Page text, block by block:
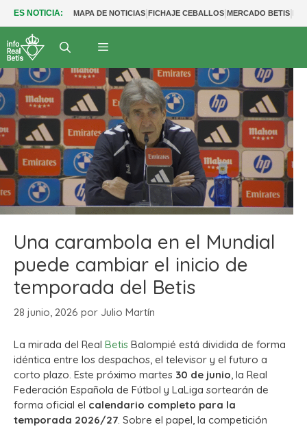
ES NOTICIA: MAPA DE NOTICIAS|FICHAJE CEBALLOS|MERCADO BETIS|
Una carambola en el Mundial
puede cambiar el inicio de
temporada del Betis
28 junio, 2026 por Julio Martín
La mirada del Real Betis Balompié está dividida de forma
idéntica entre los despachos, el televisor y el futuro a
corto plazo. Este próximo martes 30 de junio , la Real
Federación Española de Fútbol y LaLiga sortearán de
forma oficial el calendario completo para la
temporada 2026/27 . Sobre el papel, la competición